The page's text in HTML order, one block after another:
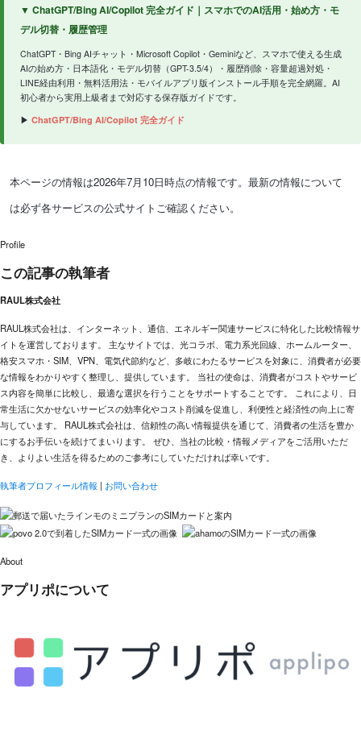
▼ ChatGPT/Bing AI/Copilot 完全ガイド｜スマホでのAI活用・始め方・モ
デル切替・履歴管理
ChatGPT・Bing AIチャット・Microsoft Copilot・Geminiなど、スマホで使える生成
AIの始め方・日本語化・モデル切替（GPT-3.5/4）・履歴削除・容量超過対処・
LINE経由利用・無料活用法・モバイルアプリ版インストール手順を完全網羅。AI
初心者から実用上級者まで対応する保存版ガイドです。
▶ ChatGPT/Bing AI/Copilot 完全ガイド
本ページの情報は2026年7月10日時点の情報です。最新の情報について
は必ず各サービスの公式サイトご確認ください。
Profile
この記事の執筆者
RAUL株式会社
RAUL株式会社は、インターネット、通信、エネルギー関連サービスに特化した比較情報サ
イトを運営しております。 主なサイトでは、光コラボ、電力系光回線、ホームルーター、
格安スマホ・SIM、VPN、電気代節約など、多岐にわたるサービスを対象に、消費者が必要
な情報をわかりやすく整理し、提供しています。 当社の使命は、消費者がコストやサービ
ス内容を簡単に比較し、最適な選択を行うことをサポートすることです。 これにより、日
常生活に欠かせないサービスの効率化やコスト削減を促進し、利便性と経済性の向上に寄
与しています。 RAUL株式会社は、信頼性の高い情報提供を通じて、消費者の生活を豊か
にするお手伝いを続けてまいります。 ぜひ、当社の比較・情報メディアをご活用いただ
き、よりよい生活を得るためのご参考にしていただければ幸いです。
執筆者プロフィール情報 | お問い合わせ
About
アプリポについて